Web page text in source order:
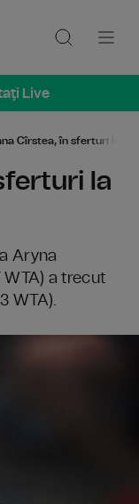
Live
Cîrstea, în sferturi la
la
Aryna
WTA) a trecut
WTA).